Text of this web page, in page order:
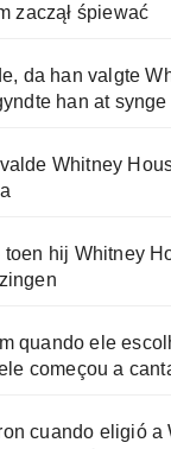
zaczął śpiewać
da han valgte
han at synge
Whitney
toen hij Whitney
quando ele
começou a
cuando eligió a